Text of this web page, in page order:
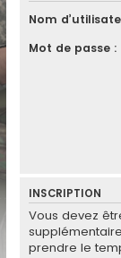
Nom
Mot de passe :
INSCRIPTION
Vous devez
prendre le